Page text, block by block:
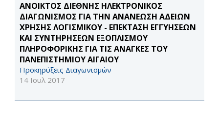
ΑΝΟΙΚΤΟΣ ΔΙΕΘΝΗΣ ΗΛΕΚΤΡΟΝΙΚΟΣ
ΔΙΑΓΩΝΙΣΜΟΣ ΓΙΑ ΤΗΝ ΑΝΑΝΕΩΣΗ ΑΔΕΙΩΝ
ΧΡΗΣΗΣ ΛΟΓΙΣΜΙΚΟΥ - ΕΠΕΚΤΑΣΗ ΕΓΓΥΗΣΕΩΝ
ΚΑΙ ΣΥΝΤΗΡΗΣΕΩΝ ΕΞΟΠΛΙΣΜΟΥ
ΠΛΗΡΟΦΟΡΙΚΗΣ ΓΙΑ ΤΙΣ ΑΝΑΓΚΕΣ ΤΟΥ
ΠΑΝΕΠΙΣΤΗΜΙΟΥ ΑΙΓΑΙΟΥ
Προκηρύξεις Διαγωνισμών
14 Ιουλ 2017